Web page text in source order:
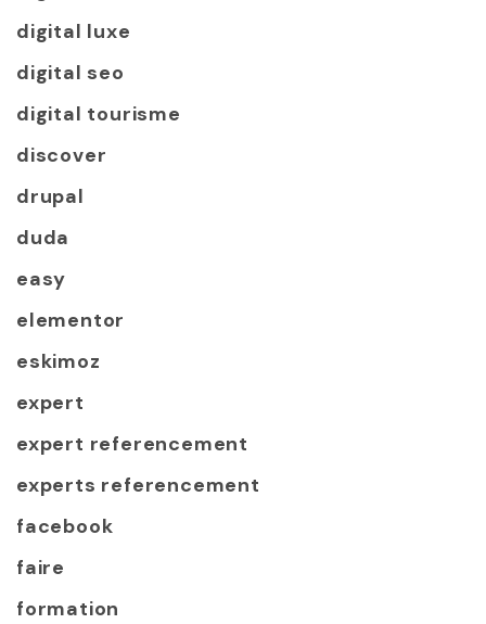
digital luxe
digital seo
digital tourisme
discover
drupal
duda
easy
elementor
eskimoz
expert
expert referencement
experts referencement
facebook
faire
formation